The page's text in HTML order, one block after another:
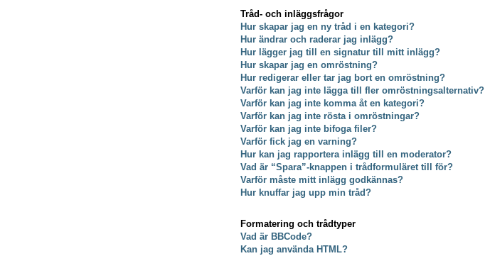
Tråd- och inläggsfrågor
Hur skapar jag en ny tråd i en kategori?
Hur ändrar och raderar jag inlägg?
Hur lägger jag till en signatur till mitt inlägg?
Hur skapar jag en omröstning?
Hur redigerar eller tar jag bort en omröstning?
Varför kan jag inte lägga till fler omröstningsalternativ?
Varför kan jag inte komma åt en kategori?
Varför kan jag inte rösta i omröstningar?
Varför kan jag inte bifoga filer?
Varför fick jag en varning?
Hur kan jag rapportera inlägg till en moderator?
Vad är “Spara”-knappen i trådformuläret till för?
Varför måste mitt inlägg godkännas?
Hur knuffar jag upp min tråd?
Formatering och trådtyper
Vad är BBCode?
Kan jag använda HTML?